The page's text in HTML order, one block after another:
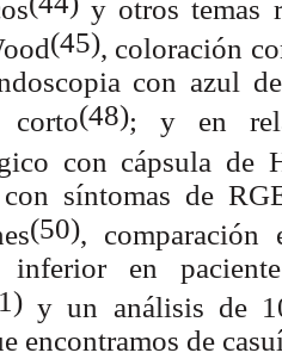
y otros temas
(45), coloración
con azul
corto(48); y en
con cápsula de
con síntomas de
(50),
inferior en
y un análisis de
encontramos de